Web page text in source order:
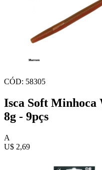
CÓD: 58305
Isca Soft Minhoca
8g - 9pçs
A
U$ 2,69